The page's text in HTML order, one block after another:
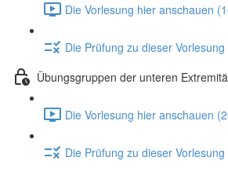
Die Vorlesung hier anschauen
Die Prüfung zu dieser
Übungsgruppen der unteren
Die Vorlesung hier anschauen
Die Prüfung zu dieser